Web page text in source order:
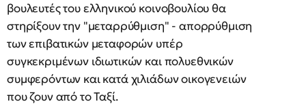
βουλευτές του ελληνικού κοινοβουλίου θα
στηρίξουν την "μεταρρύθμιση" - απορρύθμιση
των επιβατικών μεταφορών υπέρ
συγκεκριμένων ιδιωτικών και πολυεθνικών
συμφερόντων και κατά χιλιάδων οικογενειών
που ζουν από το Ταξί.